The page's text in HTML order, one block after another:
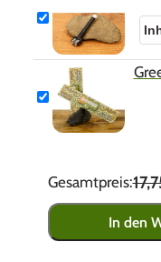
Gesamtpreis:
In den